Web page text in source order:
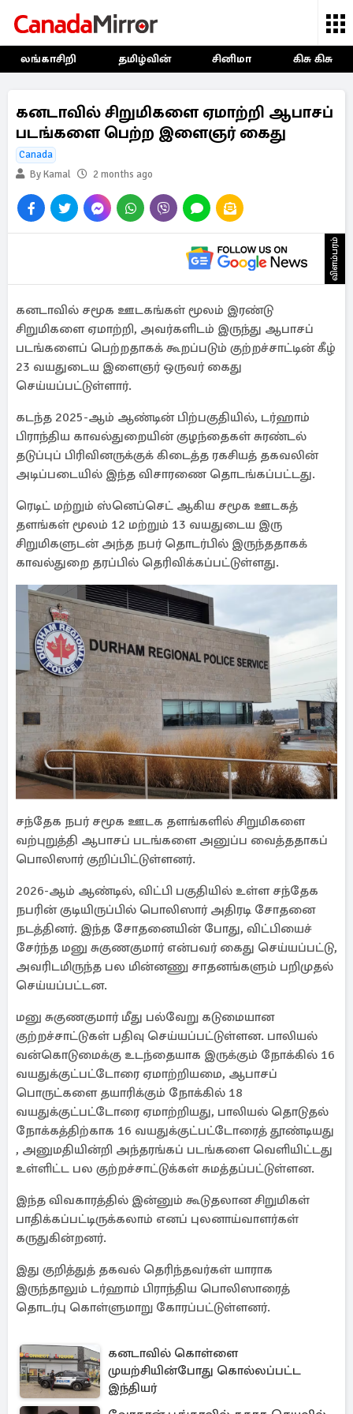
லங்காசிறி தமிழ்வின் சினிமா கிசு கிசு
கனடாவில் சிறுமிகளை ஏமாற்றி ஆபாசப்
படங்களை பெற்ற இளைஞர் கைது
Canada
By Kamal
2 months ago
விளம்பரம்
கனடாவில் சமூக ஊடகங்கள் மூலம் இரண்டு
சிறுமிகளை ஏமாற்றி, அவர்களிடம் இருந்து ஆபாசப்
படங்களைப் பெற்றதாகக் கூறப்படும் குற்றச்சாட்டின் கீழ்
23 வயதுடைய இளைஞர் ஒருவர் கைது
செய்யப்பட்டுள்ளார்.
கடந்த 2025-ஆம் ஆண்டின் பிற்பகுதியில், டர்ஹாம்
பிராந்திய காவல்துறையின் குழந்தைகள் சுரண்டல்
தடுப்புப் பிரிவினருக்குக் கிடைத்த ரகசியத் தகவலின்
அடிப்படையில் இந்த விசாரணை தொடங்கப்பட்டது.
ரெடிட் மற்றும் ஸ்னெப்செட் ஆகிய சமூக ஊடகத்
தளங்கள் மூலம் 12 மற்றும் 13 வயதுடைய இரு
சிறுமிகளுடன் அந்த நபர் தொடர்பில் இருந்ததாகக்
காவல்துறை தரப்பில் தெரிவிக்கப்பட்டுள்ளது.
சந்தேக நபர் சமூக ஊடக தளங்களில் சிறுமிகளை
வற்புறுத்தி ஆபாசப் படங்களை அனுப்ப வைத்ததாகப்
பொலிஸார் குறிப்பிட்டுள்ளனர்.
2026-ஆம் ஆண்டில், விட்பி பகுதியில் உள்ள சந்தேக
நபரின் குடியிருப்பில் பொலிஸார் அதிரடி சோதனை
நடத்தினர். இந்த சோதனையின் போது, விட்பியைச்
சேர்ந்த மனு சுகுணகுமார் என்பவர் கைது செய்யப்பட்டு,
அவரிடமிருந்த பல மின்னணு சாதனங்களும் பறிமுதல்
செய்யப்பட்டன.
மனு சுகுணகுமார் மீது பல்வேறு கடுமையான
குற்றச்சாட்டுகள் பதிவு செய்யப்பட்டுள்ளன. பாலியல்
வன்கொடுமைக்கு உடந்தையாக இருக்கும் நோக்கில் 16
வயதுக்குட்பட்டோரை ஏமாற்றியமை, ஆபாசப்
பொருட்களை தயாரிக்கும் நோக்கில் 18
வயதுக்குட்பட்டோரை ஏமாற்றியது, பாலியல் தொடுதல்
நோக்கத்திற்காக 16 வயதுக்குட்பட்டோரைத் தூண்டியது
, அனுமதியின்றி அந்தரங்கப் படங்களை வெளியிட்டது
உள்ளிட்ட பல குற்றச்சாட்டுக்கள் சுமத்தப்பட்டுள்ளன.
இந்த விவகாரத்தில் இன்னும் கூடுதலான சிறுமிகள்
பாதிக்கப்பட்டிருக்கலாம் எனப் புலனாய்வாளர்கள்
கருதுகின்றனர்.
இது குறித்துத் தகவல் தெரிந்தவர்கள் யாராக
இருந்தாலும் டர்ஹாம் பிராந்திய பொலிஸாரைத்
தொடர்பு கொள்ளுமாறு கோரப்பட்டுள்ளனர்.
கனடாவில் கொள்ளை
முயற்சியின்போது கொல்லப்பட்ட
இந்தியர்